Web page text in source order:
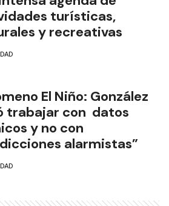
turísticas,
y recreativas
El Niño: González
trabajar con datos
y no con
alarmistas”